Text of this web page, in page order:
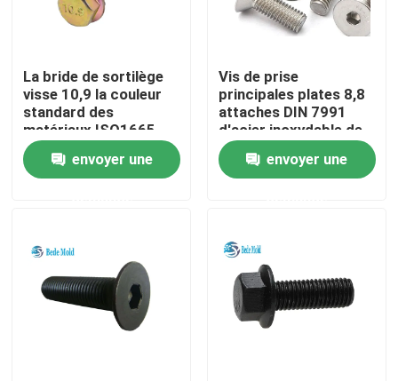
Composants de moule de précision
Pilier et bagues de guide
Ressort ISO10243 de moule
Ressort JIS B5012 de moule
La bride de sortilège
visse 10,9 la couleur
standard des
matériaux ISO1665
d'acier allié de
catégorie galvanisée
envoyer une
Vis de prise
principales plates 8,8
attaches DIN 7991
d'acier inoxydable de
boulons de la
catégorie CSK
envoyer une